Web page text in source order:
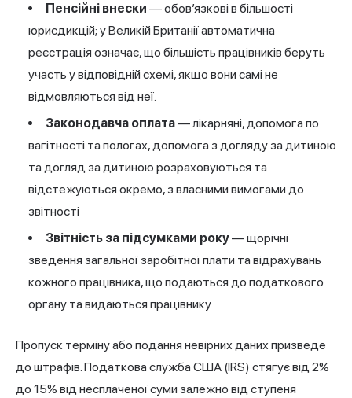
Пенсійні внески — обов’язкові в більшості
юрисдикцій; у Великій Британії автоматична
реєстрація означає, що більшість працівників беруть
участь у відповідній схемі, якщо вони самі не
відмовляються від неї.
Законодавча оплата— лікарняні, допомога по
вагітності та пологах, допомога з догляду за дитиною
та догляд за дитиною розраховуються та
відстежуються окремо, з власними вимогами до
звітності
Звітність за підсумками року— щорічні
зведення загальної заробітної плати та відрахувань
кожного працівника, що подаються до податкового
органу та видаються працівнику
Пропуск терміну або подання невірних даних призведе
до штрафів. Податкова служба США (IRS) стягує від 2%
до 15% від несплаченої суми залежно від ступеня